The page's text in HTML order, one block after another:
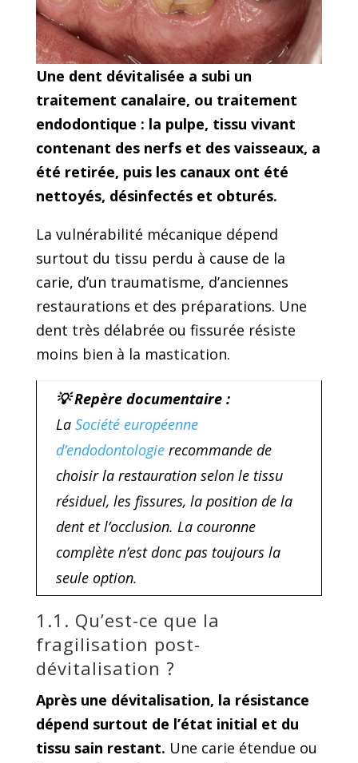
Une dent dévitalisée a subi un
traitement canalaire, ou traitement
endodontique : la pulpe, tissu vivant
contenant des nerfs et des vaisseaux, a
été retirée, puis les canaux ont été
nettoyés, désinfectés et obturés.
La vulnérabilité mécanique dépend
surtout du tissu perdu à cause de la
carie, d’un traumatisme, d’anciennes
restaurations et des préparations. Une
dent très délabrée ou fissurée résiste
moins bien à la mastication.
💡 Repère documentaire :
La Société européenne
d’endodontologierecommande de
choisir la restauration selon le tissu
résiduel, les fissures, la position de la
dent et l’occlusion. La couronne
complète n’est donc pas toujours la
seule option.
1.1. Qu’est-ce que la
fragilisation post-
dévitalisation ?
Après une dévitalisation, la résistance
dépend surtout de l’état initial et du
tissu sain restant. Une carie étendue ou